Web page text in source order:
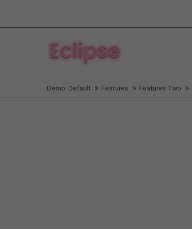
Login
Benutzername
Demo: Default Features Features Two